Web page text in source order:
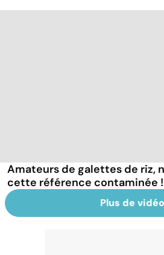
Amateurs de galettes de riz,
cette référence contaminée !
Plus de